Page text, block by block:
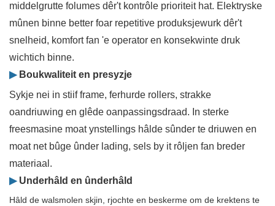
middelgrutte folumes dêr't kontrôle prioriteit hat. Elektryske
mûnen binne better foar repetitive produksjewurk dêr't
snelheid, komfort fan 'e operator en konsekwinte druk
wichtich binne.
▶Boukwaliteit en presyzje
Sykje nei in stiif frame, ferhurde rollers, strakke
oandriuwing en glêde oanpassingsdraad. In sterke
freesmasine moat ynstellings hâlde sûnder te driuwen en
moat net bûge ûnder lading, sels by it rôljen fan breder
materiaal.
▶Underhâld en ûnderhâld
Hâld de walsmolen skjin, rjochte en beskerme om de krektens te